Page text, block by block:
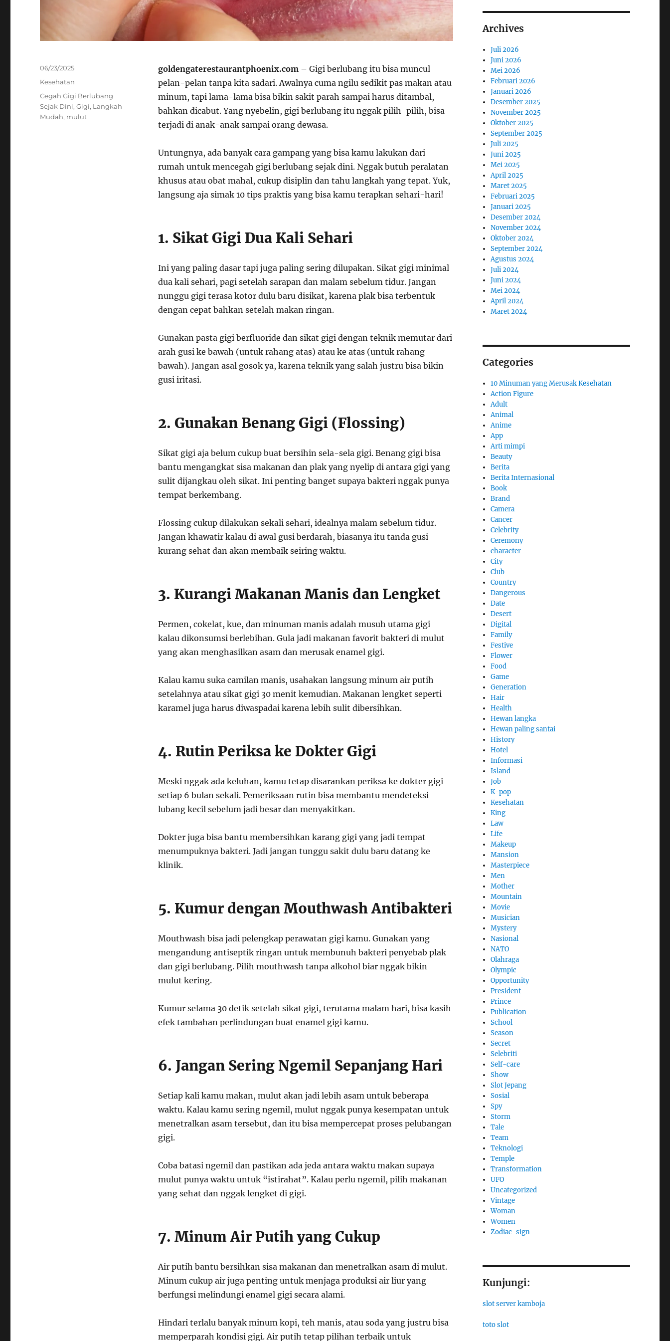
goldengaterestaurantphoenix.com – Gigi berlubang itu bisa muncul
pelan-pelan tanpa kita sadari. Awalnya cuma ngilu sedikit pas makan atau
minum, tapi lama-lama bisa bikin sakit parah sampai harus ditambal,
bahkan dicabut. Yang nyebelin, gigi berlubang itu nggak pilih-pilih, bisa
terjadi di anak-anak sampai orang dewasa.
Untungnya, ada banyak cara gampang yang bisa kamu lakukan dari
rumah untuk mencegah gigi berlubang sejak dini. Nggak butuh peralatan
khusus atau obat mahal, cukup disiplin dan tahu langkah yang tepat. Yuk,
langsung aja simak 10 tips praktis yang bisa kamu terapkan sehari-hari!
1. Sikat Gigi Dua Kali Sehari
Ini yang paling dasar tapi juga paling sering dilupakan. Sikat gigi minimal
dua kali sehari, pagi setelah sarapan dan malam sebelum tidur. Jangan
nunggu gigi terasa kotor dulu baru disikat, karena plak bisa terbentuk
dengan cepat bahkan setelah makan ringan.
Gunakan pasta gigi berfluoride dan sikat gigi dengan teknik memutar dari
arah gusi ke bawah (untuk rahang atas) atau ke atas (untuk rahang
bawah). Jangan asal gosok ya, karena teknik yang salah justru bisa bikin
gusi iritasi.
2. Gunakan Benang Gigi (Flossing)
Sikat gigi aja belum cukup buat bersihin sela-sela gigi. Benang gigi bisa
bantu mengangkat sisa makanan dan plak yang nyelip di antara gigi yang
sulit dijangkau oleh sikat. Ini penting banget supaya bakteri nggak punya
tempat berkembang.
Flossing cukup dilakukan sekali sehari, idealnya malam sebelum tidur.
Jangan khawatir kalau di awal gusi berdarah, biasanya itu tanda gusi
kurang sehat dan akan membaik seiring waktu.
3. Kurangi Makanan Manis dan Lengket
Permen, cokelat, kue, dan minuman manis adalah musuh utama gigi
kalau dikonsumsi berlebihan. Gula jadi makanan favorit bakteri di mulut
yang akan menghasilkan asam dan merusak enamel gigi.
Kalau kamu suka camilan manis, usahakan langsung minum air putih
setelahnya atau sikat gigi 30 menit kemudian. Makanan lengket seperti
karamel juga harus diwaspadai karena lebih sulit dibersihkan.
4. Rutin Periksa ke Dokter Gigi
Meski nggak ada keluhan, kamu tetap disarankan periksa ke dokter gigi
setiap 6 bulan sekali. Pemeriksaan rutin bisa membantu mendeteksi
lubang kecil sebelum jadi besar dan menyakitkan.
Dokter juga bisa bantu membersihkan karang gigi yang jadi tempat
menumpuknya bakteri. Jadi jangan tunggu sakit dulu baru datang ke
klinik.
5. Kumur dengan Mouthwash Antibakteri
Mouthwash bisa jadi pelengkap perawatan gigi kamu. Gunakan yang
mengandung antiseptik ringan untuk membunuh bakteri penyebab plak
dan gigi berlubang. Pilih mouthwash tanpa alkohol biar nggak bikin
mulut kering.
Kumur selama 30 detik setelah sikat gigi, terutama malam hari, bisa kasih
efek tambahan perlindungan buat enamel gigi kamu.
6. Jangan Sering Ngemil Sepanjang Hari
Setiap kali kamu makan, mulut akan jadi lebih asam untuk beberapa
waktu. Kalau kamu sering ngemil, mulut nggak punya kesempatan untuk
menetralkan asam tersebut, dan itu bisa mempercepat proses pelubangan
gigi.
Coba batasi ngemil dan pastikan ada jeda antara waktu makan supaya
mulut punya waktu untuk “istirahat”. Kalau perlu ngemil, pilih makanan
yang sehat dan nggak lengket di gigi.
7. Minum Air Putih yang Cukup
Air putih bantu bersihkan sisa makanan dan menetralkan asam di mulut.
Minum cukup air juga penting untuk menjaga produksi air liur yang
berfungsi melindungi enamel gigi secara alami.
Hindari terlalu banyak minum kopi, teh manis, atau soda yang justru bisa
memperparah kondisi gigi. Air putih tetap pilihan terbaik untuk
Posted
06/23/2025
Categories
Kesehatan
Tags
Cegah Gigi Berlubang
Sejak Dini,Gigi, Langkah
Mudah, mulut
Archives
Juli 2026
Juni 2026
Mei 2026
Februari 2026
Januari 2026
Desember 2025
November 2025
Oktober 2025
September 2025
Juli 2025
Juni 2025
Mei 2025
April 2025
Maret 2025
Februari 2025
Januari 2025
Desember 2024
November 2024
Oktober 2024
September 2024
Agustus 2024
Juli 2024
Juni 2024
Mei 2024
April 2024
Maret 2024
Categories
10 Minuman yang Merusak Kesehatan
Action Figure
Adult
Animal
Anime
App
Arti mimpi
Beauty
Berita
Berita Internasional
Book
Brand
Camera
Cancer
Celebrity
Ceremony
character
City
Club
Country
Dangerous
Date
Desert
Digital
Family
Festive
Flower
Food
Game
Generation
Hair
Health
Hewan langka
Hewan paling santai
History
Hotel
Informasi
Island
Job
K-pop
Kesehatan
King
Law
Life
Makeup
Mansion
Masterpiece
Men
Mother
Mountain
Movie
Musician
Mystery
Nasional
NATO
Olahraga
Olympic
Opportunity
President
Prince
Publication
School
Season
Secret
Selebriti
Self-care
Show
Slot Jepang
Sosial
Spy
Storm
Tale
Team
Teknologi
Temple
Transformation
UFO
Uncategorized
Vintage
Woman
Women
Zodiac-sign
Kunjungi:
slot server kamboja
toto slot